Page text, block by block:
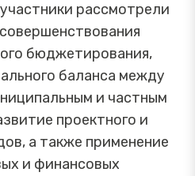
рассмотрели
бюджетирования,
баланса между
и частным
проектного и
а также применение
и финансовых